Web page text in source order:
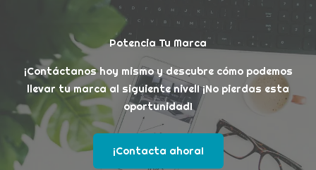
Potencia Tu Marca
¡Contáctanos hoy mismo y descubre cómo podemos
llevar tu marca al siguiente nivel! ¡No pierdas esta
oportunidad!
¡Contacta ahora!